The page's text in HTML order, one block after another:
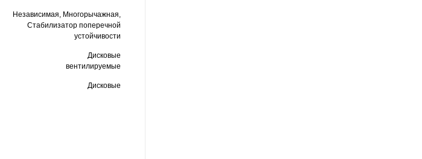
Независимая, Многорычажная,
Стабилизатор поперечной
устойчивости
Дисковые
вентилируемые
Дисковые